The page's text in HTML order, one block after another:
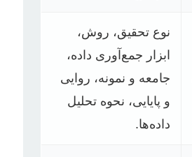
نوع تحقیق، روش،
ابزار جمع‌آوری داده،
جامعه و نمونه، روایی
و پایایی، نحوه تحلیل
داده‌ها.